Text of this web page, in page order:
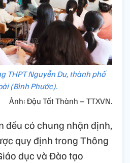
THPT Nguyễn Du, thành phố
(Bình Phước).
Ảnh: Đậu Tất Thành – TTXVN.
đều có chung nhận định,
quy định trong Thông
dục và Đào tạo